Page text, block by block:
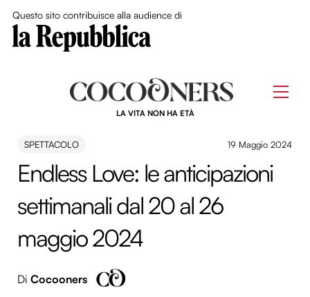
Questo sito contribuisce alla audience di
LA VITA NON HA ETÀ
SPETTACOLO 19 Maggio 2024
Endless Love: le anticipazioni
settimanali dal 20 al 26
maggio 2024
Di Cocooners